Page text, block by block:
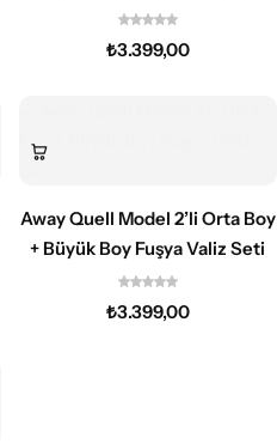
Seti
₺3.399,00
Away Quell Model 2’li Orta Boy
+ Büyük Boy Fuşya Valiz Seti
₺3.399,00